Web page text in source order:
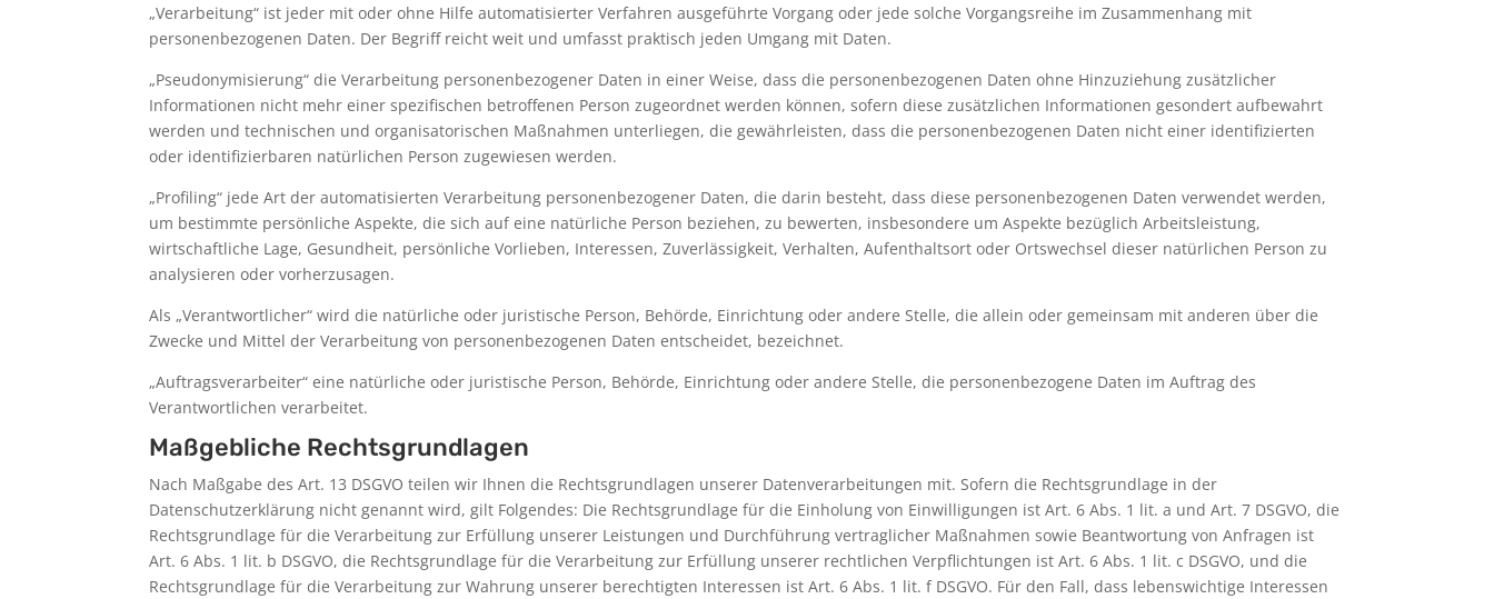
„Verarbeitung“ ist jeder mit oder ohne Hilfe automatisierter Verfahren ausgeführte Vorgang oder jede solche Vorgangsreihe im Zusammenhang mit
personenbezogenen Daten. Der Begriff reicht weit und umfasst praktisch jeden Umgang mit Daten.
„Pseudonymisierung“ die Verarbeitung personenbezogener Daten in einer Weise, dass die personenbezogenen Daten ohne Hinzuziehung zusätzlicher
Informationen nicht mehr einer spezifischen betroffenen Person zugeordnet werden können, sofern diese zusätzlichen Informationen gesondert aufbewahrt
werden und technischen und organisatorischen Maßnahmen unterliegen, die gewährleisten, dass die personenbezogenen Daten nicht einer identifizierten
oder identifizierbaren natürlichen Person zugewiesen werden.
„Profiling“ jede Art der automatisierten Verarbeitung personenbezogener Daten, die darin besteht, dass diese personenbezogenen Daten verwendet werden,
um bestimmte persönliche Aspekte, die sich auf eine natürliche Person beziehen, zu bewerten, insbesondere um Aspekte bezüglich Arbeitsleistung,
wirtschaftliche Lage, Gesundheit, persönliche Vorlieben, Interessen, Zuverlässigkeit, Verhalten, Aufenthaltsort oder Ortswechsel dieser natürlichen Person zu
analysieren oder vorherzusagen.
Als „Verantwortlicher“ wird die natürliche oder juristische Person, Behörde, Einrichtung oder andere Stelle, die allein oder gemeinsam mit anderen über die
Zwecke und Mittel der Verarbeitung von personenbezogenen Daten entscheidet, bezeichnet.
„Auftragsverarbeiter“ eine natürliche oder juristische Person, Behörde, Einrichtung oder andere Stelle, die personenbezogene Daten im Auftrag des
Verantwortlichen verarbeitet.
Maßgebliche Rechtsgrundlagen
Nach Maßgabe des Art. 13 DSGVO teilen wir Ihnen die Rechtsgrundlagen unserer Datenverarbeitungen mit. Sofern die Rechtsgrundlage in der
Datenschutzerklärung nicht genannt wird, gilt Folgendes: Die Rechtsgrundlage für die Einholung von Einwilligungen ist Art. 6 Abs. 1 lit. a und Art. 7 DSGVO, die
Rechtsgrundlage für die Verarbeitung zur Erfüllung unserer Leistungen und Durchführung vertraglicher Maßnahmen sowie Beantwortung von Anfragen ist
Art. 6 Abs. 1 lit. b DSGVO, die Rechtsgrundlage für die Verarbeitung zur Erfüllung unserer rechtlichen Verpflichtungen ist Art. 6 Abs. 1 lit. c DSGVO, und die
Rechtsgrundlage für die Verarbeitung zur Wahrung unserer berechtigten Interessen ist Art. 6 Abs. 1 lit. f DSGVO. Für den Fall, dass lebenswichtige Interessen